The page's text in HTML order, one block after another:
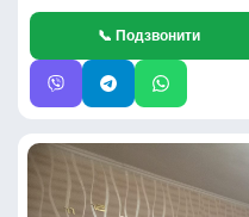
📞 Подзвонити